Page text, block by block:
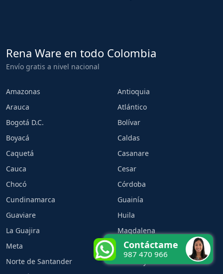
Rena Ware en todo Colombia
Envío gratis a nivel nacional
Amazonas
Antioquia
Arauca
Atlántico
Bogotá D.C.
Bolívar
Boyacá
Caldas
Caquetá
Casanare
Cauca
Cesar
Chocó
Córdoba
Cundinamarca
Guainía
Guaviare
Huila
La Guajira
Magdalena
Meta
Nariño
Norte de Santander
Contáctame
987 470 966